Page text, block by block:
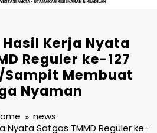
Kerja Nyata
Reguler ke-127
Sampit Membuat
Nyaman
news
Nyata Satgas TMMD Reguler ke-